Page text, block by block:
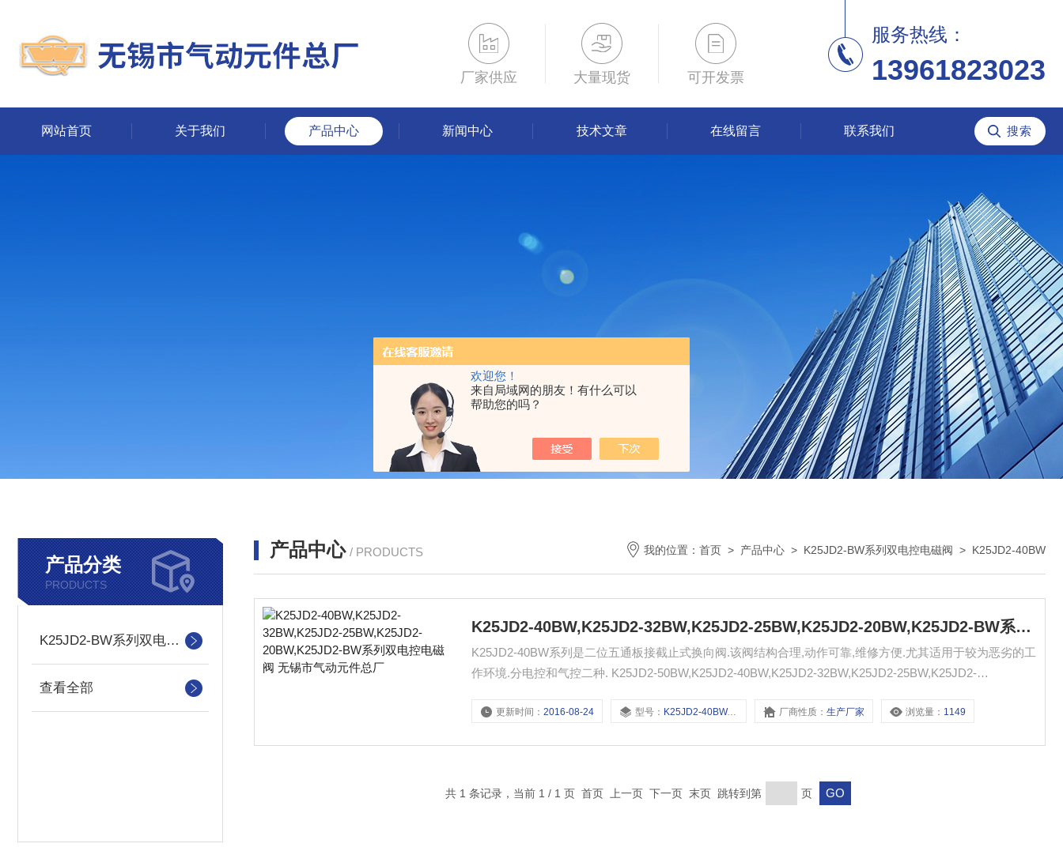
欢迎您！
来自局域网的朋友！有什么可以
帮助您的吗？
厂家供应 大量现货 可开发票
服务热线：
13961823023
网站首页 关于我们 产品中心 新闻中心 技术文章 在线留言 联系我们
产品分类
PRODUCTS
K25JD2-BW系列双电控电磁阀
查看全部
产品中心 / PRODUCTS 我的位置： 首页 > 产品中心 > K25JD2-BW系列双电控电磁阀 > K25JD2-40BW
K25JD2-40BW,K25JD2-32BW,K25JD2-25BW,K25JD2-20BW,K25JD2-BW系列双电控电磁阀 无锡市气动元件总厂
K25JD2-40BW系列是二位五通板接截止式换向阀.该阀结构合理,动作可靠,维修方便.尤其适用于较为恶劣的工
作环境.分电控和气控二种. K25JD2-50BW,K25JD2-40BW,K25JD2-32BW,K25JD2-25BW,K25JD2-
更新时间：2016-08-24 型号： K25JD2-40BW,K25JD2-32BW,K25JD2-25BW,K25JD2-20BW, 厂商性质：生产厂家 浏览量： 1149
共 1 条记录，当前 1 / 1 页 首页 上一页 下一页 末页 跳转到第 页